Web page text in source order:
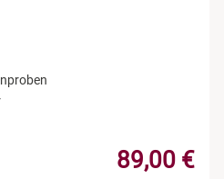
89,00 €